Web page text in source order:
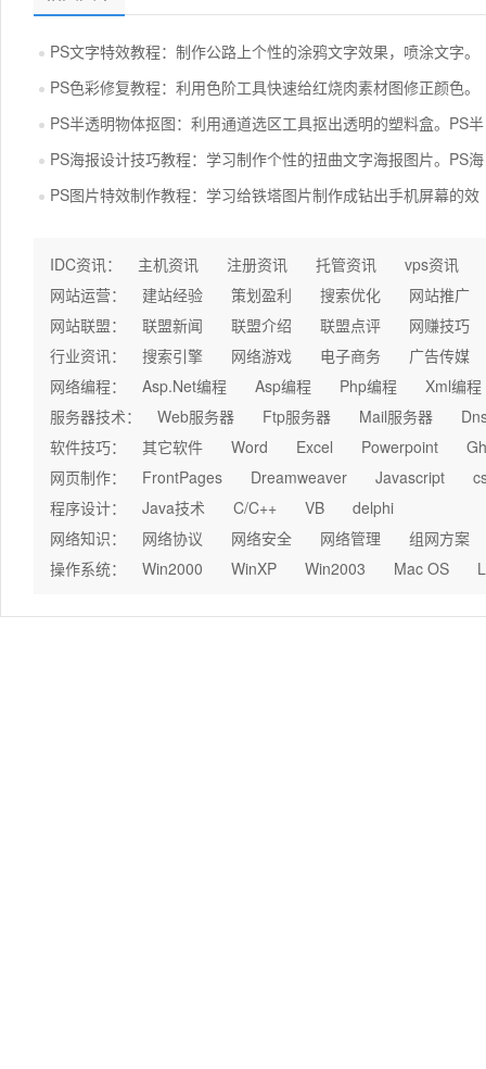
PS文字特效教程：制作公路上个性的涂鸦文字效果，喷涂文字。
PS色彩修复教程：利用色阶工具快速给红烧肉素材图修正颜色。
PS半透明物体抠图：利用通道选区工具抠出透明的塑料盒。PS半
PS海报设计技巧教程：学习制作个性的扭曲文字海报图片。PS海
PS图片特效制作教程：学习给铁塔图片制作成钻出手机屏幕的效
IDC资讯： 主机资讯 注册资讯 托管资讯
vps资讯
网站运营：
建站经验 策划盈利 搜索优化
网站推广
网站联盟：
联盟新闻 联盟介绍 联盟点评
网赚技巧
行业资讯：
搜索引擎 网络游戏 电子商务
广告传媒
网络编程：
Asp.Net编程 Asp编程 Php编程
Xml编程
服务器技术：
Web服务器 Ftp服务器 Mail服务器
软件技巧：
其它软件 Word Excel Powerpoint
网页制作：
FrontPages Dreamweaver Javascript
程序设计：
Java技术 C/C++ VB
delphi
网络知识：
网络协议 网络安全 网络管理
组网方案
操作系统：
Win2000 WinXP Win2003 Mac OS